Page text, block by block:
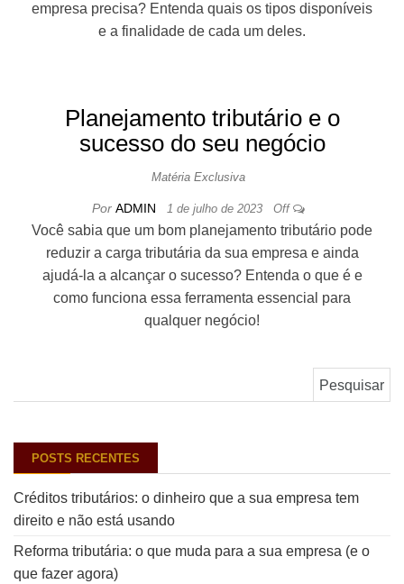
empresa precisa? Entenda quais os tipos disponíveis
e a finalidade de cada um deles.
Planejamento tributário e o
sucesso do seu negócio
Matéria Exclusiva
Por ADMIN 1 de julho de 2023 Off
Você sabia que um bom planejamento tributário pode
reduzir a carga tributária da sua empresa e ainda
ajudá-la a alcançar o sucesso? Entenda o que é e
como funciona essa ferramenta essencial para
qualquer negócio!
POSTS RECENTES
Créditos tributários: o dinheiro que a sua empresa tem
direito e não está usando
Reforma tributária: o que muda para a sua empresa (e o
que fazer agora)